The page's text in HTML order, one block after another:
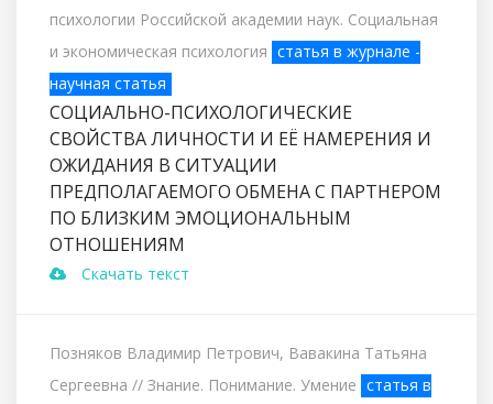
психологии Российской академии наук. Социальная
и экономическая психология статья в журнале -
научная статья
СОЦИАЛЬНО-ПСИХОЛОГИЧЕСКИЕ
СВОЙСТВА ЛИЧНОСТИ И ЕЁ НАМЕРЕНИЯ И
ОЖИДАНИЯ В СИТУАЦИИ
ПРЕДПОЛАГАЕМОГО ОБМЕНА С ПАРТНЕРОМ
ПО БЛИЗКИМ ЭМОЦИОНАЛЬНЫМ
ОТНОШЕНИЯМ
Скачать текст
Позняков Владимир Петрович, Вавакина Татьяна
Сергеевна // Знание. Понимание. Умение статья в